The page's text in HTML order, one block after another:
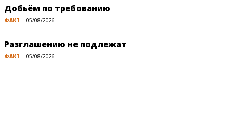
Добьём по требованию
ФАКТ 05/08/2026
Разглашению не подлежат
ФАКТ 05/08/2026